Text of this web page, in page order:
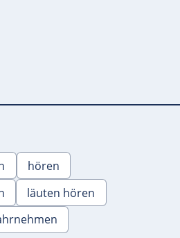
hören
läuten hören